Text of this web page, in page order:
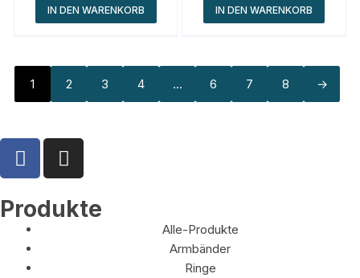
IN DEN WARENKORB IN DEN WARENKORB
1 2 3 4 … 6 7 8 →
Produkte
Alle-Produkte
Armbänder
Ringe